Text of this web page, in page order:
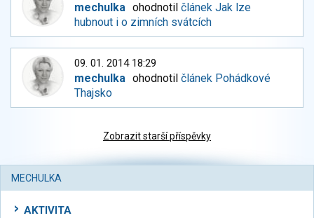
mechulka ohodnotilčlánek Jak lze
hubnout i o zimních svátcích
09. 01. 2014 18:29
mechulka ohodnotilčlánek Pohádkové
Thajsko
Zobrazit starší příspěvky
MECHULKA
AKTIVITA